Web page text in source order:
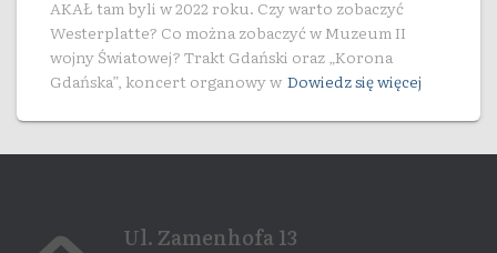
AKAŁ tam byli w 2022 roku. Czy warto zobaczyć
Westerplatte? Co można zobaczyć w Muzeum II
wojny Światowej? Trakt Gdański oraz „Korona
Gdańska”, koncert organowy w Dowiedz się więcej
Ul. Zamenhofa 13